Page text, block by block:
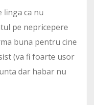
linga ca nu
pe nepricepere
buna pentru cine
(va fi foarte usor
dar habar nu